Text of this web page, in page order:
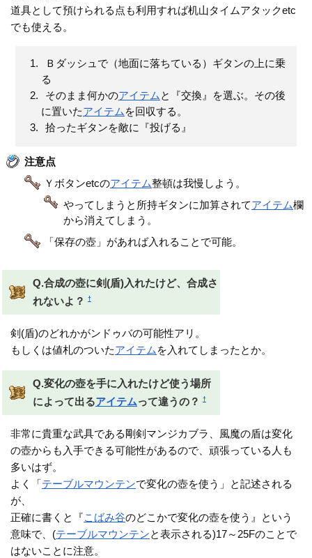
道具として預けられる点も利用すれば机山タイムアタックetc
でも使える。
Ｂダッシュで（地面に落ちている）ギタンの上に乗
る
そのまま何かのアイテムと『交換』を選ぶ。その後
に置いたアイテムを回収する。
拾ったギタンを敵に『投げる』
注意点
Ｙボタンetcのアイテム整頓は我慢しよう。
やってしまうと所持ギタンに加算されてアイテム欄
から消えてしまう。
「保存の壺」があれば入れることで可能。
Q.合成の壺に剣(盾)入れたけど、合成さ
れないよ？
†
剣(盾)のどれかがンドゥバの可能性アリ。
もしくは値札のついたアイテム を入れてしまったとか。
Q.変化の壺を手に入れたけど使う場所
によって出るアイテムって違うの？ †
非常に貴重な武具である剛剣マンジカブラ、風魔の盾は変化
の壺からも入手できる可能性があるので、頑張っている人も
多いはず。
よく「テーブルマウンテンで変化の壺を使う」と記述される
が、
正確に書くと『こばみ谷のどこかで変化の壺を使う』という
意味で、(テーブルマウンテンと表示される)17～25Fのことで
はないことに注意。